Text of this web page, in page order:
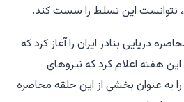
نتوانست این تسلط را سست کند.
محاصره دریایی بنادر ایران را آغاز کرد که
هفته اعلام کرد که نیروهای
حداقل ۱۰۰ کشتی را به عنوان بخشی از این حلقه محاصره